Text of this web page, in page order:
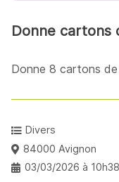
Donne cartons
Donne 8 cartons
Divers
84000 Avignon
03/03/2026 à 10h38